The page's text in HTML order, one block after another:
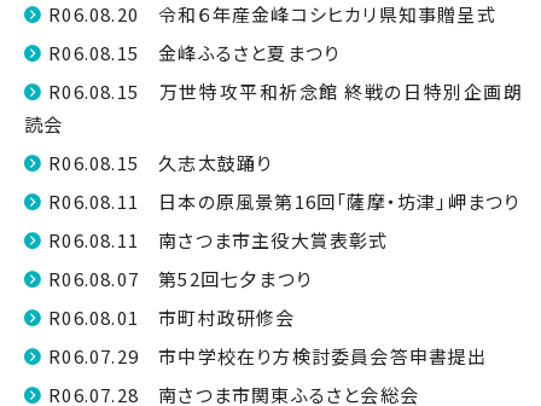
R06.08.20 令和６年産金峰コシヒカリ県知事贈呈式
R06.08.15 金峰ふるさと夏まつり
R06.08.15 万世特攻平和祈念館 終戦の日特別企画朗
読会
R06.08.15 久志太鼓踊り
R06.08.11 日本の原風景第16回「薩摩・坊津」岬まつり
R06.08.11 南さつま市主役大賞表彰式
R06.08.07 第52回七夕まつり
R06.08.01 市町村政研修会
R06.07.29 市中学校在り方検討委員会答申書提出
R06.07.28 南さつま市関東ふるさと会総会